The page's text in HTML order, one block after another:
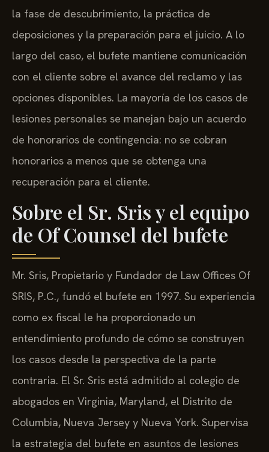
la fase de descubrimiento, la práctica de
deposiciones y la preparación para el juicio. A lo
largo del caso, el bufete mantiene comunicación
con el cliente sobre el avance del reclamo y las
opciones disponibles. La mayoría de los casos de
lesiones personales se manejan bajo un acuerdo
de honorarios de contingencia: no se cobran
honorarios a menos que se obtenga una
recuperación para el cliente.
Sobre el Sr. Sris y el equipo
de Of Counsel del bufete
Mr. Sris, Propietario y Fundador de Law Offices Of
SRIS, P.C., fundó el bufete en 1997. Su experiencia
como ex fiscal le ha proporcionado un
entendimiento profundo de cómo se construyen
los casos desde la perspectiva de la parte
contraria. El Sr. Sris está admitido al colegio de
abogados en Virginia, Maryland, el Distrito de
Columbia, Nueva Jersey y Nueva York. Supervisa
la estrategia del bufete en asuntos de lesiones